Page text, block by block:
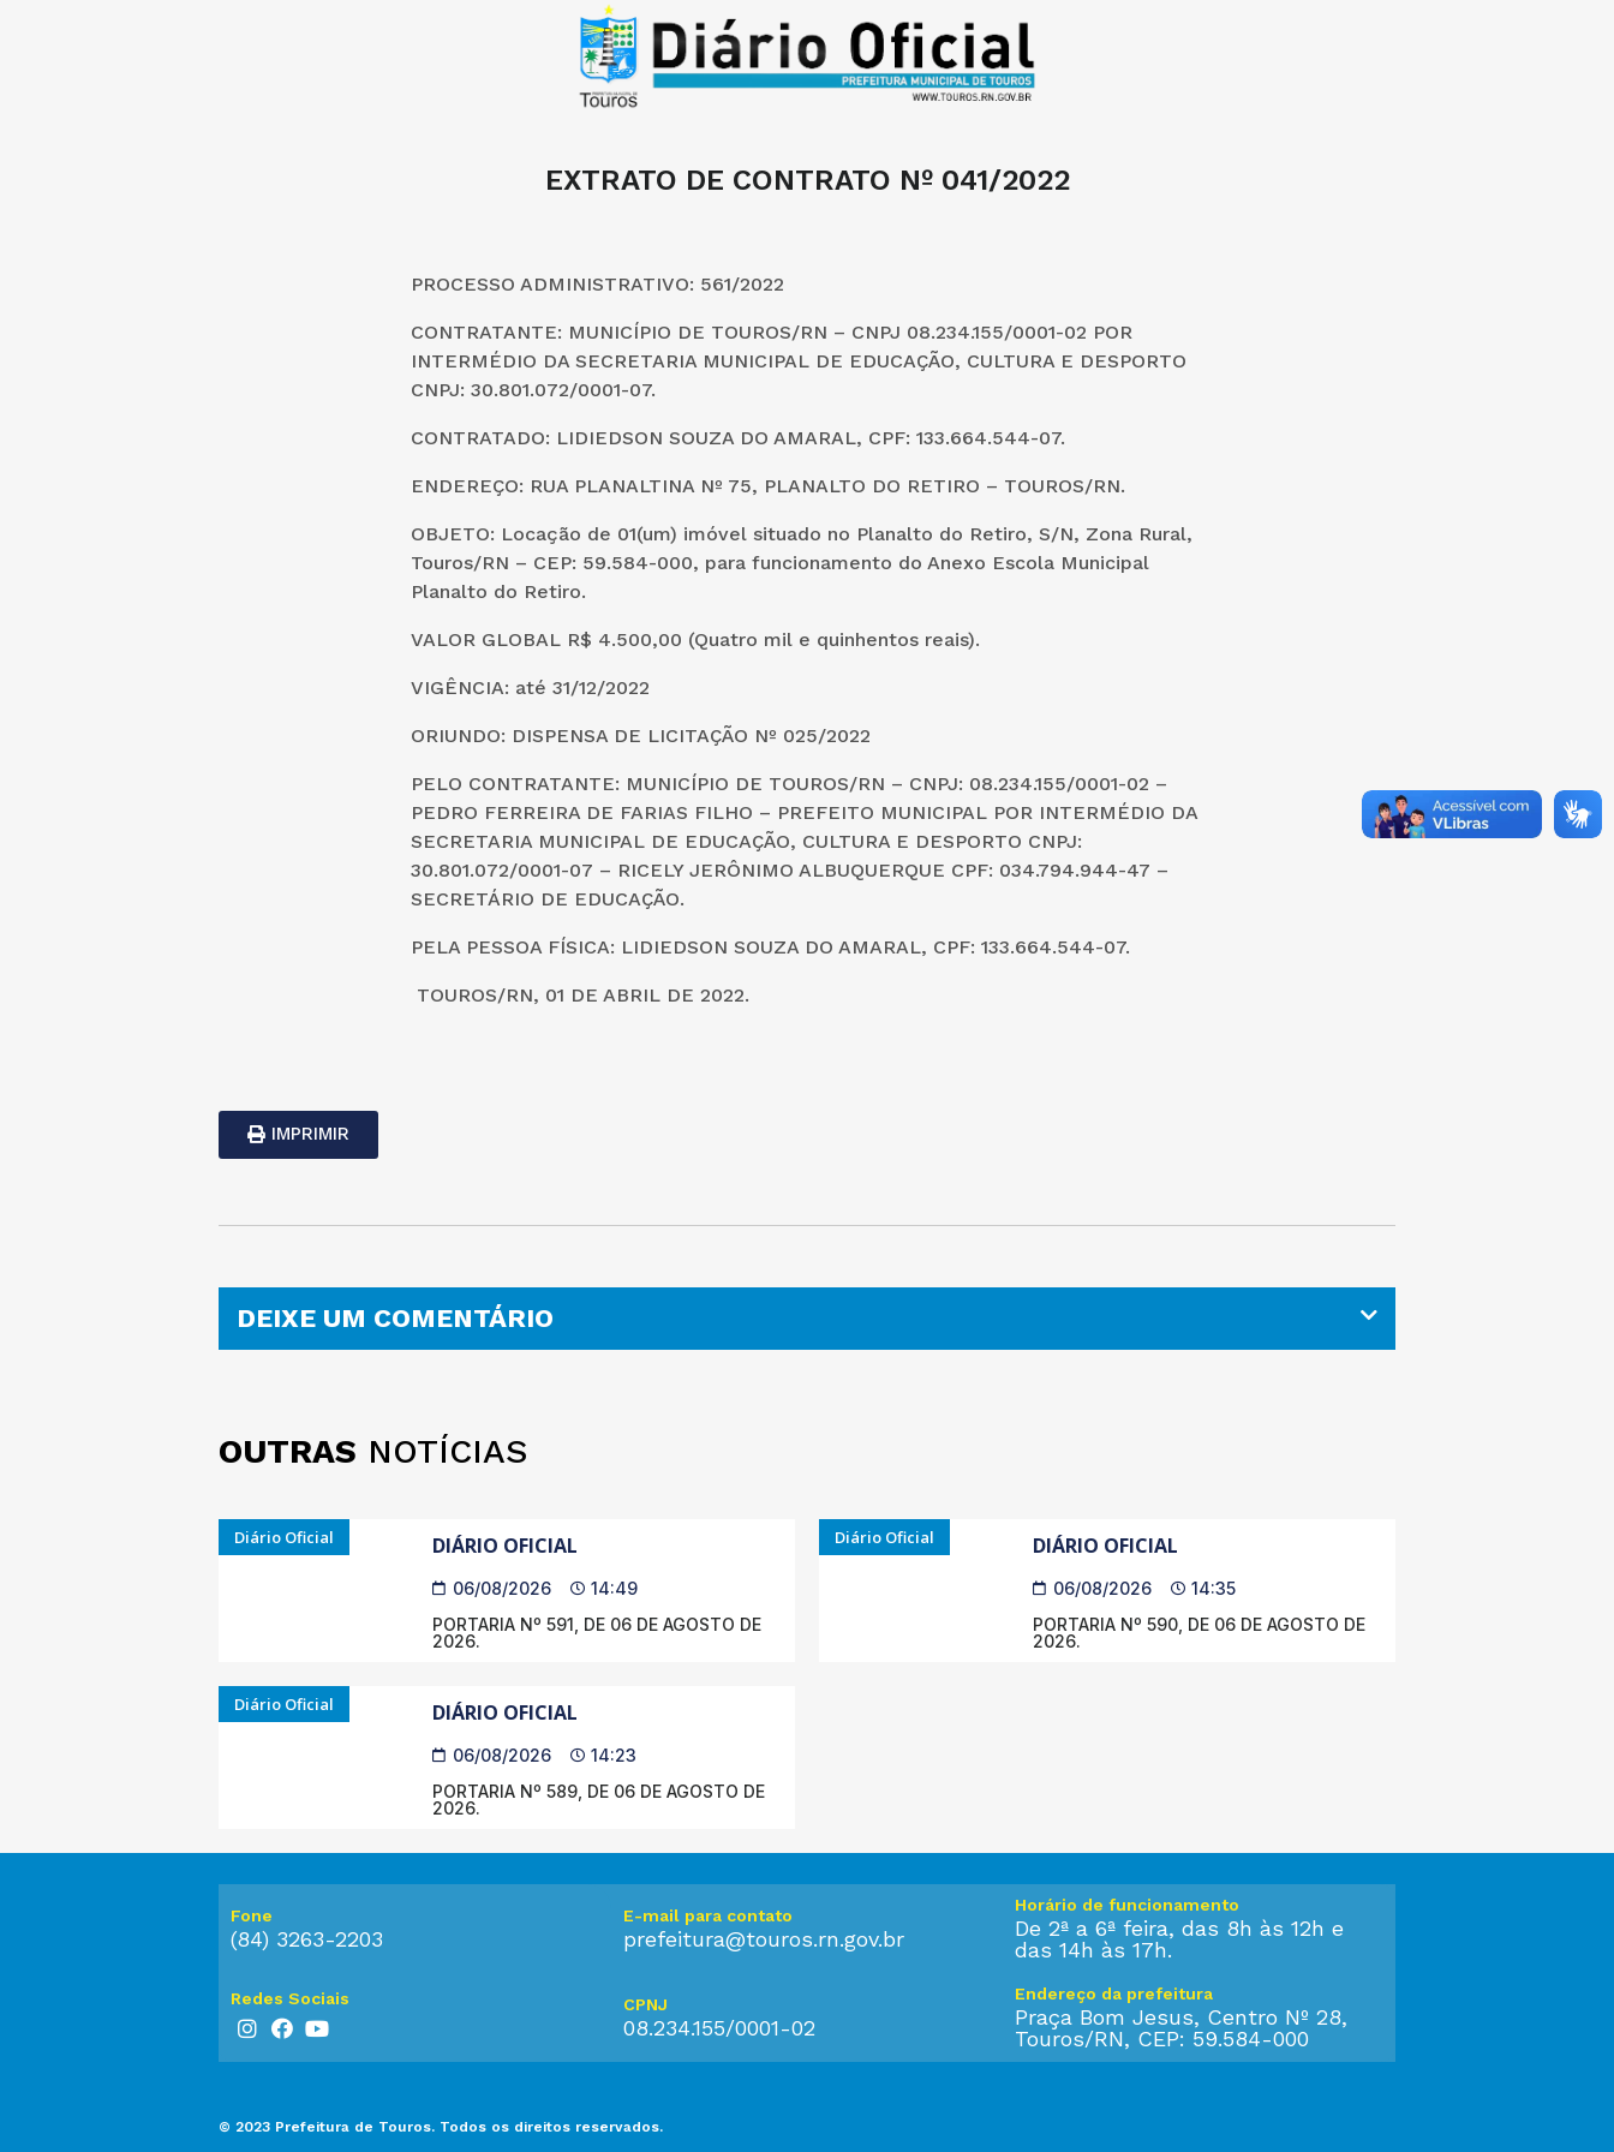
EXTRATO DE CONTRATO Nº 041/2022
PROCESSO ADMINISTRATIVO: 561/2022
CONTRATANTE: MUNICÍPIO DE TOUROS/RN – CNPJ 08.234.155/0001-02 POR
INTERMÉDIO DA SECRETARIA MUNICIPAL DE EDUCAÇÃO, CULTURA E DESPORTO
CNPJ: 30.801.072/0001-07.
CONTRATADO: LIDIEDSON SOUZA DO AMARAL, CPF: 133.664.544-07.
ENDEREÇO: RUA PLANALTINA Nº 75, PLANALTO DO RETIRO – TOUROS/RN.
OBJETO: Locação de 01(um) imóvel situado no Planalto do Retiro, S/N, Zona Rural,
Touros/RN – CEP: 59.584-000, para funcionamento do Anexo Escola Municipal
Planalto do Retiro.
VALOR GLOBAL R$ 4.500,00 (Quatro mil e quinhentos reais).
VIGÊNCIA: até 31/12/2022
ORIUNDO: DISPENSA DE LICITAÇÃO Nº 025/2022
PELO CONTRATANTE: MUNICÍPIO DE TOUROS/RN – CNPJ: 08.234.155/0001-02 –
PEDRO FERREIRA DE FARIAS FILHO – PREFEITO MUNICIPAL POR INTERMÉDIO DA
SECRETARIA MUNICIPAL DE EDUCAÇÃO, CULTURA E DESPORTO CNPJ:
30.801.072/0001-07 – RICELY JERÔNIMO ALBUQUERQUE CPF: 034.794.944-47 –
SECRETÁRIO DE EDUCAÇÃO.
PELA PESSOA FÍSICA: LIDIEDSON SOUZA DO AMARAL, CPF: 133.664.544-07.
TOUROS/RN, 01 DE ABRIL DE 2022.
IMPRIMIR
DEIXE UM COMENTÁRIO
OUTRAS NOTÍCIAS
Diário Oficial DIÁRIO OFICIAL
06/08/2026
14:49
PORTARIA Nº 591, DE 06 DE AGOSTO DE
2026.
Diário Oficial DIÁRIO OFICIAL
06/08/2026
14:35
PORTARIA Nº 590, DE 06 DE AGOSTO DE
2026.
Diário Oficial DIÁRIO OFICIAL
06/08/2026
14:23
PORTARIA Nº 589, DE 06 DE AGOSTO DE
2026.
Fone
(84) 3263-2203
E-mail para contato
prefeitura@touros.rn.gov.br
Horário de funcionamento
De 2ª a 6ª feira, das 8h às 12h e
das 14h às 17h.
Redes Sociais CPNJ
08.234.155/0001-02
Endereço da prefeitura
Praça Bom Jesus, Centro Nº 28,
Touros/RN, CEP: 59.584-000
© 2023 Prefeitura de Touros. Todos os direitos reservados.